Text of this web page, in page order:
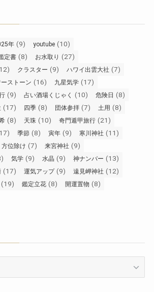
年 (9) youtube (10)
定書 (8) お水取り (27)
クラスター (9) ハワイ出雲大社 (7)
ストーン (16) 九星気学 (17)
(9) 占い酒場くじゃく (10) 危険日 (8)
(17) 四季 (8) 団体参拝 (7) 土用 (8)
(8) 天珠 (10) 奇門遁甲旅行 (21)
季節 (8) 寅年 (9) 寒川神社 (11)
方位除け (7) 来宮神社 (9)
気学 (9) 水晶 (9) 神ナンバー (13)
(17) 運気アップ(9) 遠見岬神社 (12)
(19) 鑑定立花 (8) 開運置物 (8)